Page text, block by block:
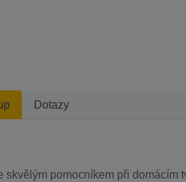
Dotazy
skvělým pomocníkem při domácím